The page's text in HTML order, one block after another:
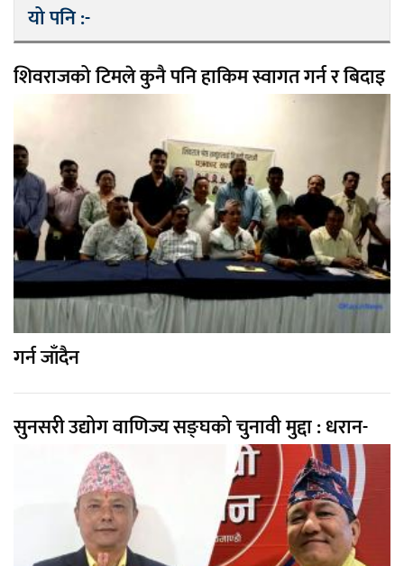
यो पनि :-
शिवराजको टिमले कुनै पनि हाकिम स्वागत गर्न र बिदाइ
गर्न जाँदैन
सुनसरी उद्योग वाणिज्य सङ्घको चुनावी मुद्दा : धरान-